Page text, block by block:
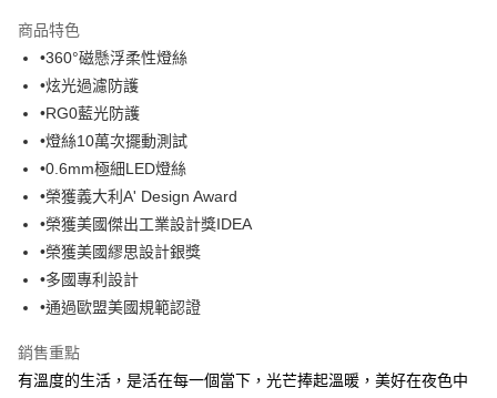
合作金庫商業銀行
華南商業銀行
上海商業儲蓄銀行
國泰世華商業銀行
臺灣中小企業銀行
匯豐（台灣）商業銀行
聯邦商業銀行
元大商業銀行
玉山商業銀行
台新國際商業銀行
台灣樂天信用卡公司
6 期 0 利率 每期
華南商業銀行
上海商業儲蓄銀行
國泰世華商業銀行
臺灣中小企業銀行
匯豐（台灣）商業銀行
聯邦商業銀行
元大商業銀行
玉山商業銀行
台新國際商業銀行
台灣樂天信用卡公司
LINE Pay
Apple Pay
ATM付款
運送方式
付款後全家取貨
每筆NT$80，滿NT$1,000(含以上)免運費
每筆NT$80，滿NT$1,000(含以上)免運費
商品特色
•360°磁懸浮柔性燈絲
•炫光過濾防護
•RG0藍光防護
•燈絲10萬次擺動測試
•0.6mm極細LED燈絲
•榮獲義大利A' Design Award
•榮獲美國傑出工業設計獎IDEA
•榮獲美國繆思設計銀獎
•多國專利設計
•通過歐盟美國規範認證
銷售重點
有溫度的生活，是活在每一個當下，光芒捧起溫暖，美好在夜色中